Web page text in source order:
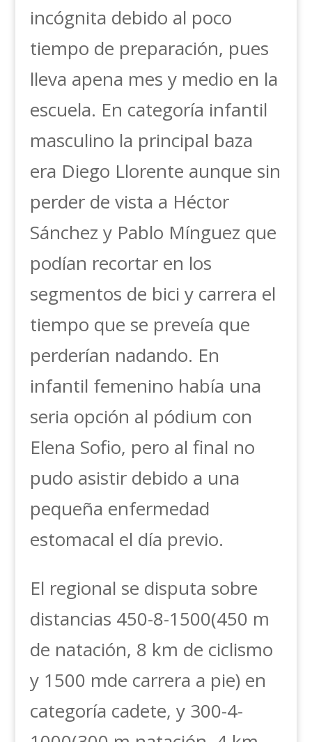
incógnita debido al poco
tiempo de preparación, pues
lleva apena mes y medio en la
escuela. En categoría infantil
masculino la principal baza
era Diego Llorente aunque sin
perder de vista a Héctor
Sánchez y Pablo Mínguez que
podían recortar en los
segmentos de bici y carrera el
tiempo que se preveía que
perderían nadando. En
infantil femenino había una
seria opción al pódium con
Elena Sofio, pero al final no
pudo asistir debido a una
pequeña enfermedad
estomacal el día previo.
El regional se disputa sobre
distancias 450-8-1500(450 m
de natación, 8 km de ciclismo
y 1500 mde carrera a pie) en
categoría cadete, y 300-4-